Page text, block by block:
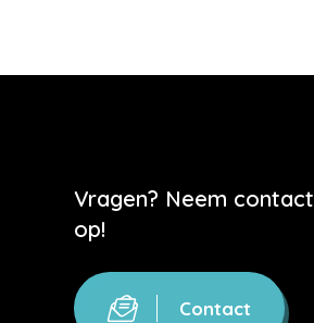
Vragen? Neem contact
op!
Contact